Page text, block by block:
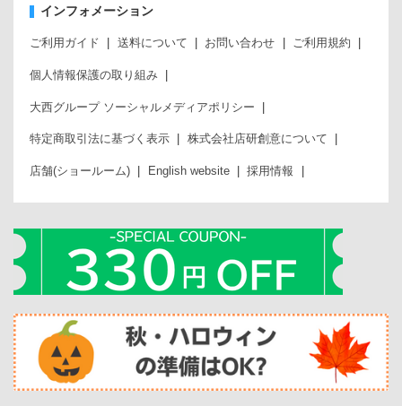
インフォメーション
ご利用ガイド 送料について お問い合わせ ご利用規約
個人情報保護の取り組み
大西グループ ソーシャルメディアポリシー
特定商取引法に基づく表示 株式会社店研創意について
店舗(ショールーム) English website 採用情報